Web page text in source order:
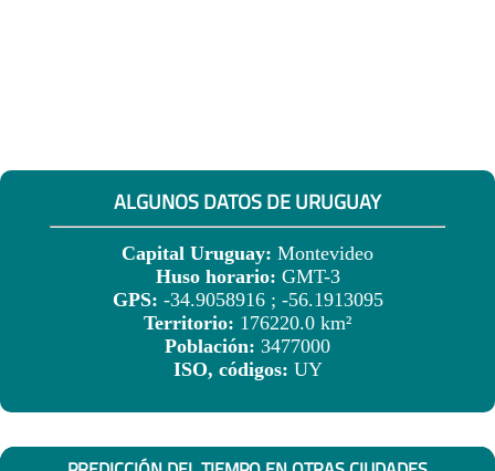
ALGUNOS DATOS DE URUGUAY
Capital Uruguay: Montevideo
Huso horario: GMT-3
GPS: -34.9058916 ; -56.1913095
Territorio: 176220.0 km²
Población: 3477000
ISO, códigos: UY